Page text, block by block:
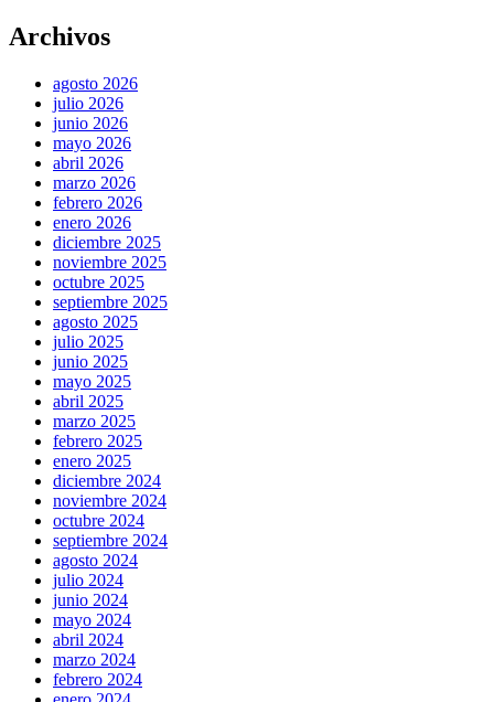
Archivos
agosto 2026
julio 2026
junio 2026
mayo 2026
abril 2026
marzo 2026
febrero 2026
enero 2026
diciembre 2025
noviembre 2025
octubre 2025
septiembre 2025
agosto 2025
julio 2025
junio 2025
mayo 2025
abril 2025
marzo 2025
febrero 2025
enero 2025
diciembre 2024
noviembre 2024
octubre 2024
septiembre 2024
agosto 2024
julio 2024
junio 2024
mayo 2024
abril 2024
marzo 2024
febrero 2024